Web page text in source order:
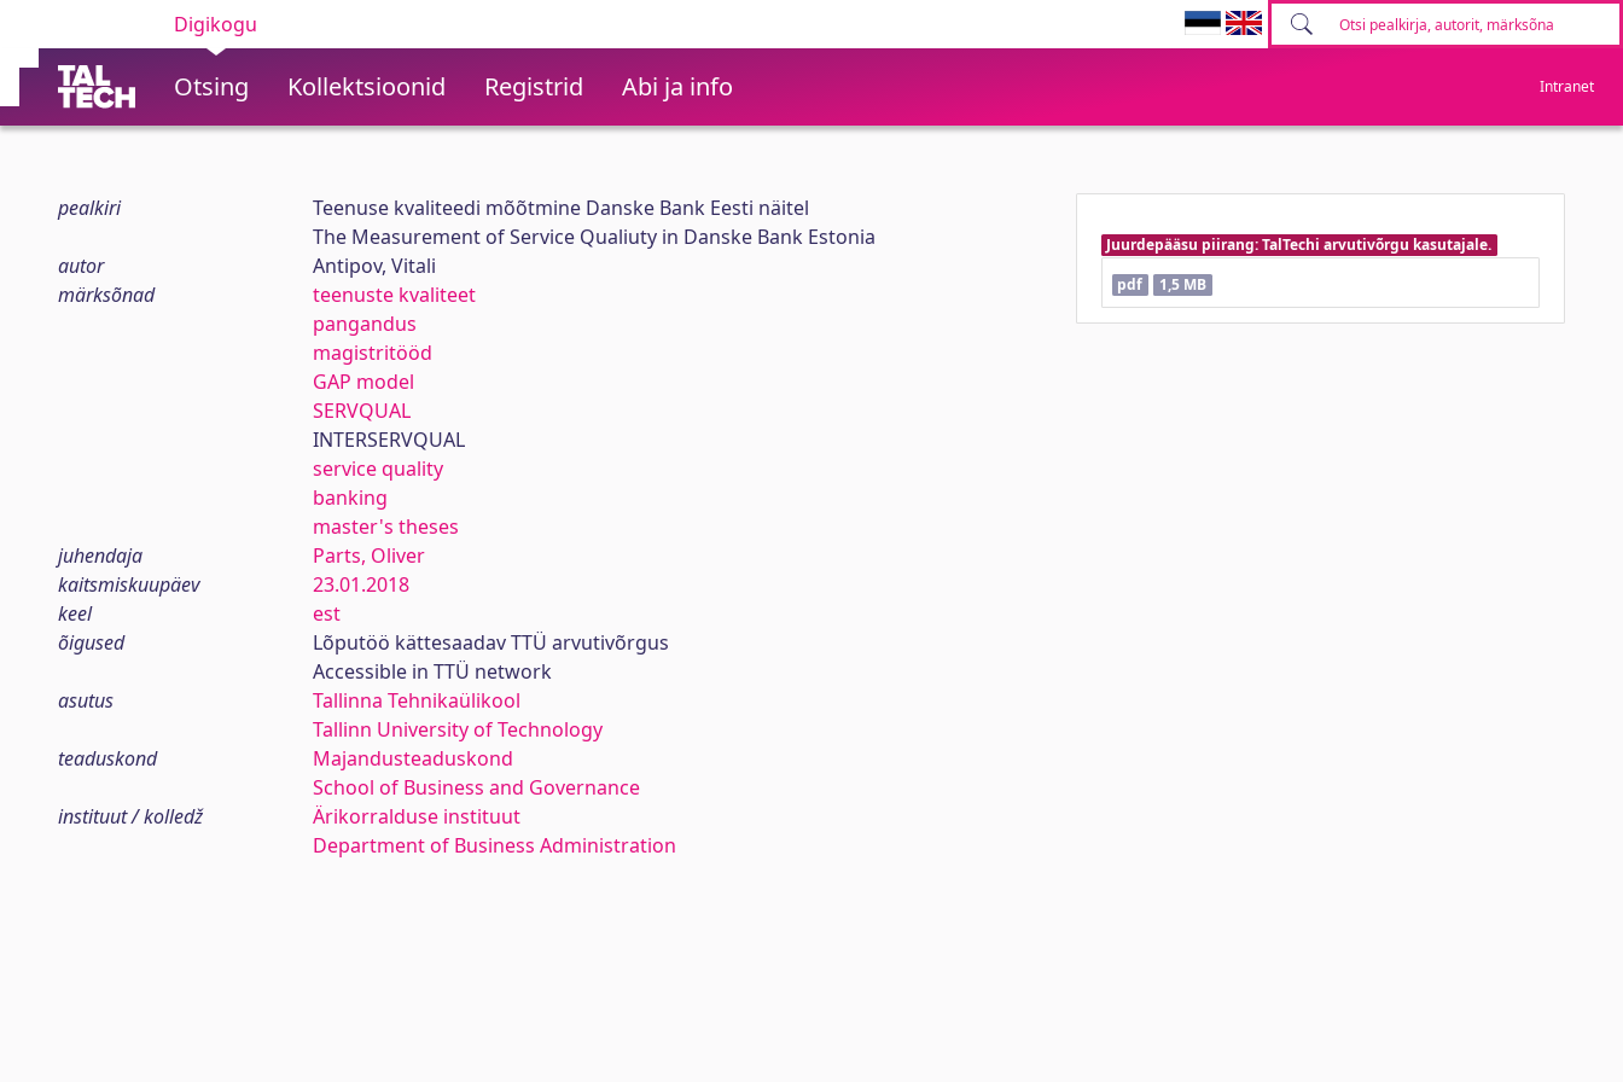
Digikogu
Otsing Kollektsioonid Registrid Abi ja info Intranet
pealkiri
Teenuse kvaliteedi mõõtmine Danske Bank Eesti näitel
The Measurement of Service Qualiuty in Danske Bank Estonia
autor
Antipov, Vitali
märksõnad
teenuste kvaliteet
pangandus
magistritööd
GAP model
SERVQUAL
INTERSERVQUAL
service quality
banking
master's theses
juhendaja
Parts, Oliver
kaitsmiskuupäev
23.01.2018
keel
est
õigused
Lõputöö kättesaadav TTÜ arvutivõrgus
Accessible in TTÜ network
asutus
Tallinna Tehnikaülikool
Tallinn University of Technology
teaduskond
Majandusteaduskond
School of Business and Governance
instituut / kolledž
Ärikorralduse instituut
Department of Business Administration
Juurdepääsu piirang: TalTechi arvutivõrgu kasutajale.
pdf
1,5 MB